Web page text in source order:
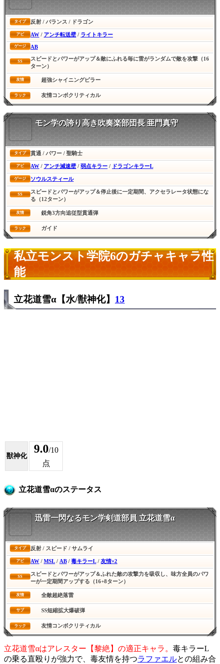
タイプ 反射 / バランス / ドラゴン
アビ AW / アンチ転送壁 / ライトキラー
ゲージ AB
SS
スピードとパワーがアップ＆敵にふれる毎に雷がランダムで敵を攻撃（16
ターン）
友情 超強シャイニングピラー
ラック 友情コンボクリティカル
モン学の誇り高き吹奏楽部団長 亜門真守
タイプ 貫通 / パワー / 聖騎士
アビ AW / アンチ減速壁 / 弱点キラー / ドラゴンキラーL
ゲージ ソウルスティール
SS
スピードとパワーがアップ＆停止後に一定期間、アクセラレータ状態にな
る（12ターン）
友情 鋭角3方向追従型貫通弾
ラック ガイド
私立モンスト学院6のガチャキャラ性
能
立花道雪α【水/獣神化】 13
獣神化
9.0/10
点
立花道雪αのステータス
迅雷一閃なるモン学剣道部員 立花道雪α
タイプ 反射 / スピード / サムライ
アビ AW / MSL / AB / 毒キラーL / 友情×2
SS
スピードとパワーがアップ＆ふれた敵の攻撃力を吸収し、味方全員のパワ
ーが一定期間アップする（16+8ターン）
友情 全敵超絶落雷
サブ SS短縮拡大爆破弾
ラック 友情コンボクリティカル
立花道雪αはアレスター【黎絶】の適正キャラ。 毒キラーL
の乗る直殴りが強力で、毒友情を持つラファエルとの組み合